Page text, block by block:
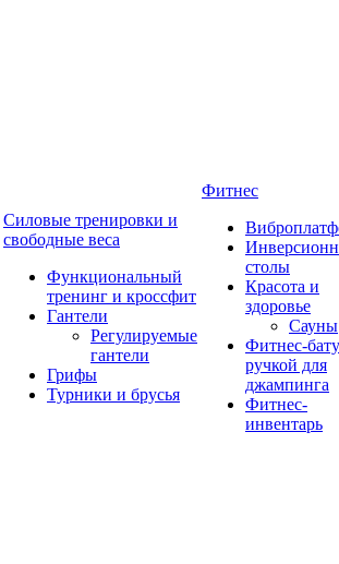
Силовые тренировки и
свободные веса
Функциональный
тренинг и кроссфит
Гантели
Регулируемые
гантели
Грифы
Турники и брусья
Фитнес
столы
Красота и
здоровье
Сауны
Фитнес-
ручкой для
джампинга
Фитнес-
инвентарь